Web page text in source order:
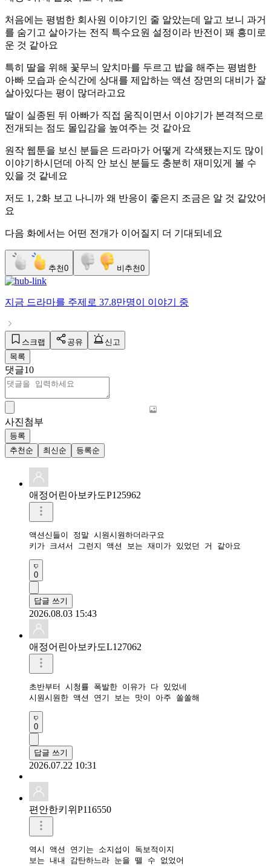
처음에는 평범한 회사원 이야기인 줄 알았는데 알고 보니 과거
를 숨기고 살아가는 전직 특수요원 설정이라 반전이 꽤 흥미로
운 것 같아요
특히 딸을 위해 꽃무늬 앞치마를 두르고 밥을 해주는 평범한
아빠 모습과 순식간에 상대를 제압하는 액션 장면의 대비가 잘
살아있다는 평이 많더라고요
딸이 실종된 뒤 아빠가 직접 움직이면서 이야기가 본격적으로
전개되는 점도 몰입감을 높여주는 것 같아요
원작 웹툰을 보신 분들은 드라마가 어떻게 각색됐는지도 많이
이야기하시던데 아직 안 보신 분들도 충분히 재미있게 볼 수
있을 것 같네요
저도 1, 2화 보고 나니까 왜 반응이 좋은지 조금은 알 것 같았어
요
다음 화에서는 어떤 전개가 이어질지 더 기대되네요
추천0 비추천0
지금 드라마를 주제로 37.8만명이 이야기 중
스크랩 공유
신고
목록
댓글10
사진첨부
등록
추천순
최신순 등록순
애정어린아보카도P125962
액션신들이 정말 시원시원하더라구요
키가 크셔서 그런지 액션 보는 재미가 있었던 거 같아요
0
답글 쓰기
2026.08.03 15:43
애정어린아보카도L127062
초반부터 시청률 폭발한 이유가 다 있었네
시원시원한 액션 연기 보는 맛이 아주 쏠쏠해
0
답글 쓰기
2026.07.22 10:31
편안한키위P116550
역시 액션 연기는 소지섭이 독보적이지
보는 내내 감탄하느라 눈을 뗄 수 없었어